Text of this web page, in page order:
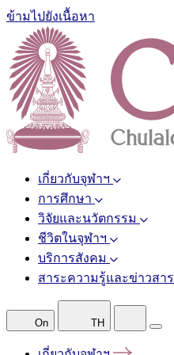
ข้ามไปยังเนื้อหา
เกี่ยวกับจุฬาฯ
การศึกษา
วิจัยและนวัตกรรม
ชีวิตในจุฬาฯ
บริการสังคม
สาระความรู้และข่าวสาร
On TH